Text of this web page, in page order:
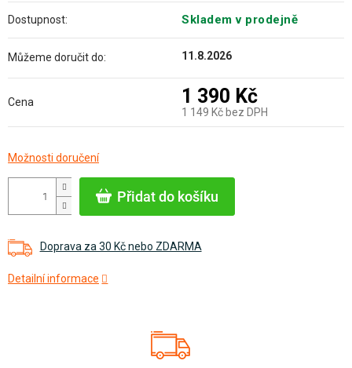
Přidat do košíku
Doprava za 30 Kč nebo ZDARMA
Detailní informace
Dostupnost: Skladem v prodejně
Můžeme doručit do: 11.8.2026
Cena 1 390 Kč
1 149 Kč bez DPH
cena:
Možnosti doručení